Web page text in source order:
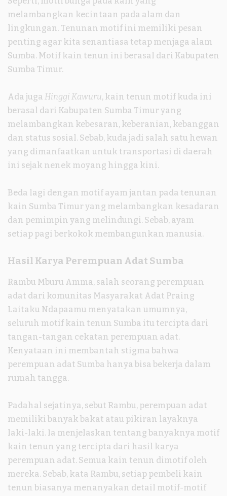
melambangkan kecintaan pada alam dan
lingkungan. Tenunan motif ini memiliki pesan
penting agar kita senantiasa tetap menjaga alam
Sumba. Motif kain tenun ini berasal dari Kabupaten
Sumba Timur.
Ada juga Hinggi Kawuru, kain tenun motif kuda ini
berasal dari Kabupaten Sumba Timur yang
melambangkan kebesaran, keberanian, kebanggan
dan status sosial. Sebab, kuda jadi salah satu hewan
yang dimanfaatkan untuk transportasi di daerah
ini sejak nenek moyang hingga kini.
Beda lagi dengan motif ayam jantan pada tenunan
kain Sumba Timur yang melambangkan kesadaran
dan pemimpin yang melindungi. Sebab, ayam
setiap pagi berkokok membangunkan manusia.
Hasil Karya Perempuan Adat Sumba
Rambu Mburu Amma, salah seorang perempuan
adat dari komunitas Masyarakat Adat Praing
Laitaku Ndapaamu menyatakan umumnya,
seluruh motif kain tenun Sumba itu tercipta dari
tangan-tangan cekatan perempuan adat.
Kenyataan ini membantah stigma bahwa
perempuan adat Sumba hanya bisa bekerja dalam
rumah tangga.
Padahal sejatinya, sebut Rambu, perempuan adat
memiliki banyak bakat atau pikiran layaknya
laki-laki. Ia menjelaskan tentang banyaknya motif
kain tenun yang tercipta dari hasil karya
perempuan adat. Semua kain tenun dimotif oleh
mereka. Sebab, kata Rambu, setiap pembeli kain
tenun biasanya menanyakan detail motif-motif